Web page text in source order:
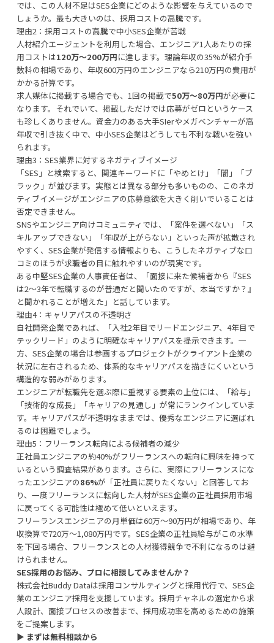
では、この人材不足はSES企業にどのような影響を与えているので
しょうか。最も大きいのは、採用コストの高騰です。
理由2：採用コストの高騰で中小SES企業が苦戦
人材紹介エージェントを利用した場合、エンジニア1人あたりの採
用コストは120万〜200万円に達します。理論年収の35%が紹介手
数料の相場であり、年収600万円のエンジニアなら210万円の費用が
かかる計算です。
求人媒体に掲載する場合でも、1回の掲載で50万〜80万円が必要に
なります。それでいて、掲載しただけでは応募がゼロというケース
も珍しくありません。資金力のある大手SIerやメガベンチャーが高
年収で引き抜く中で、中小SES企業はどうしても不利な戦いを強い
られます。
理由3：SES業界に対するネガティブイメージ
「SES」と検索すると、関連キーワードに「やめとけ」「闇」「ブ
ラック」が並びます。実態とは異なる部分も多いものの、このネガ
ティブイメージがエンジニアの応募意欲を大きく削いでいることは
否定できません。
SNSやエンジニア向けコミュニティでは、「案件を選べない」「ス
キルアップできない」「年収が上がらない」といった声が拡散され
やすく、SES企業が発信する情報よりも、こうしたネガティブな口
コミのほうが求職者の目に触れやすいのが現実です。
ある中堅SES企業の人事責任者は、「面接に来た候補者から『SES
は2〜3年で転職するのが普通だと聞いたのですが、本当ですか？』
と聞かれることが増えた」と話しています。
理由4：キャリアパスの不透明さ
自社開発企業であれば、「入社2年目でリードエンジニア、4年目で
テックリード」のように明確なキャリアパスを提示できます。一
方、SES企業の場合は参画するプロジェクトがクライアント企業の
状況に左右されるため、体系的なキャリアパスを描きにくいという
構造的な弱みがあります。
エンジニアが転職先を選ぶ際に重視する要素の上位には、「給与」
「技術的な成長」「キャリアの見通し」が常にランクインしていま
す。キャリアパスが不透明なままでは、優秀なエンジニアに選ばれ
るのは困難でしょう。
理由5：フリーランス転向による候補者の減少
正社員エンジニアの約40%がフリーランスへの転向に興味を持って
いるという調査結果があります。さらに、実際にフリーランスにな
ったエンジニアの86%が「正社員に戻りたくない」と回答してお
り、一度フリーランスに転向した人材がSES企業の正社員採用市場
に戻ってくる可能性は極めて低いといえます。
フリーランスエンジニアの月単価は60万〜90万円が相場であり、年
収換算で720万〜1,080万円です。SES企業の正社員給与がこの水準
を下回る場合、フリーランスとの人材獲得競争で不利になるのは避
けられません。
SES採用のお悩み、プロに相談してみませんか？
株式会社Buddy Dataは採用コンサルティングと採用代行で、SES企
業のエンジニア採用を支援しています。採用チャネルの選定から求
人設計、面接プロセスの改善まで、採用成功率を高めるための施策
をご提案します。
▶︎ まずは無料相談から